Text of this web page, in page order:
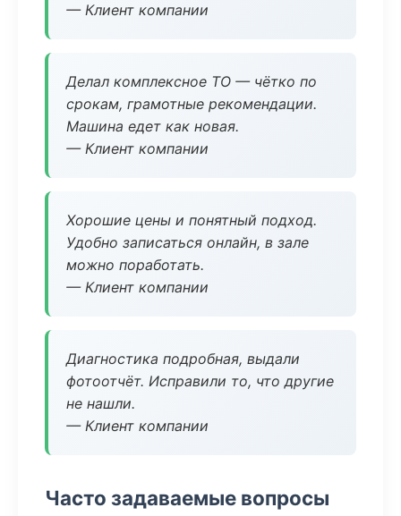
— Клиент компании
Делал комплексное ТО — чётко по
срокам, грамотные рекомендации.
Машина едет как новая.
— Клиент компании
Хорошие цены и понятный подход.
Удобно записаться онлайн, в зале
можно поработать.
— Клиент компании
Диагностика подробная, выдали
фотоотчёт. Исправили то, что другие
не нашли.
— Клиент компании
Часто задаваемые вопросы